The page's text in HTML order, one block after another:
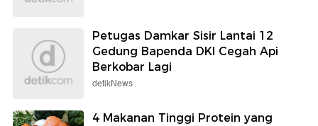
Petugas Damkar Sisir Lantai 12
Gedung Bapenda DKI Cegah Api
Berkobar Lagi
detikNews
4 Makanan Tinggi Protein yang